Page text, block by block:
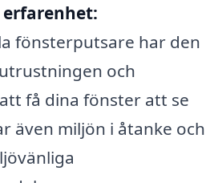
fönsterputsare har den
och
få dina fönster att se
även miljön i åtanke och